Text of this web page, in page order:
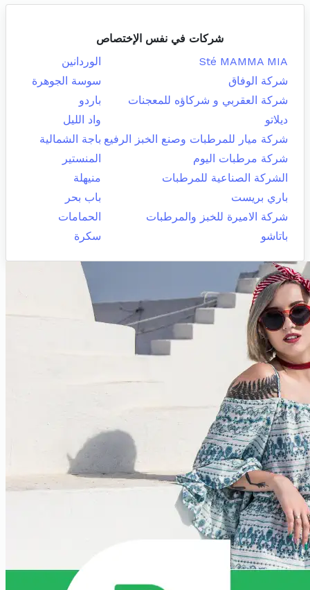
شركات في نفس الإختصاص
Sté MAMMA MIA
الوردانين
شركة الوفاق
سوسة الجوهرة
شركة العقربي و شركاؤه للمعجنات
باردو
ديلاتو
واد الليل
شركة ميار للمرطبات وصنع الخبز الرفيع باجة الشمالية
شركة مرطبات اليوم
المنستير
الشركة الصناعية للمرطبات
منيهلة
باري بريست
باب بحر
شركة الاميرة للخبز والمرطبات
الحمامات
باتاشو
سكرة